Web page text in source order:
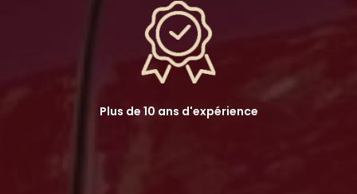
Plus de 10 ans d'expérience